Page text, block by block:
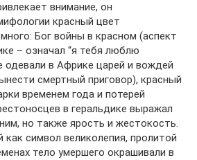
внимание, он
красный цвет
Бог войны в красном (аспект
– означал “я тебя люблю
одевали в Африке царей и вождей
смертный приговор), красный
временем года и потерей
в геральдике выражал
но также ярость и жестокость.
как символ великолепия, пролитой
тело умершего окрашивали в